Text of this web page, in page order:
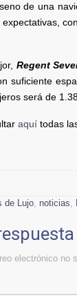
de una
Regent
suficiente
será de
aquí todas
de Lujo, noticias,
electrónico no